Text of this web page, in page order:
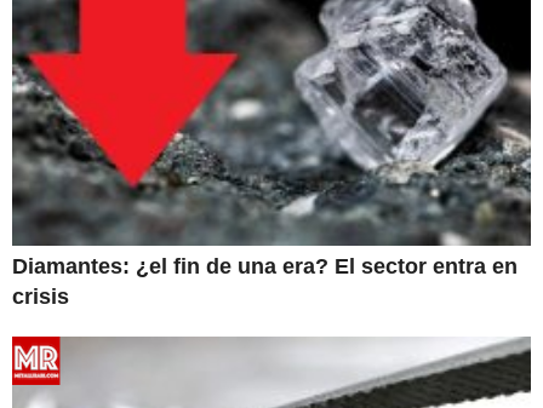
Diamantes: ¿el fin de una era? El sector entra en
crisis